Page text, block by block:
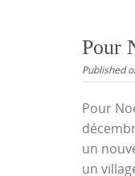
Pour
Published
Pour
un
un